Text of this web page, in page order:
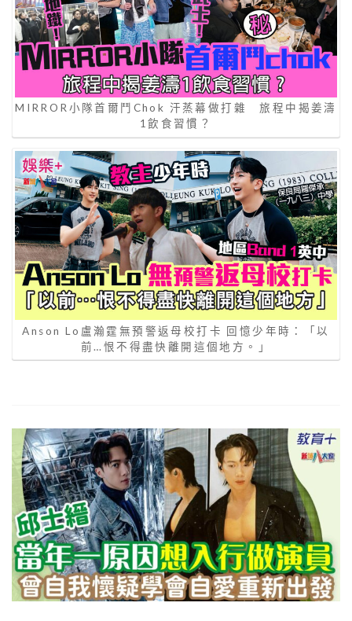
MIRROR小隊首爾鬥Chok 汗蒸幕做打雜 旅程中揭姜濤
1飲食習慣？
Anson Lo盧瀚霆無預警返母校打卡 回憶少年時：「以
前…恨不得盡快離開這個地方。」